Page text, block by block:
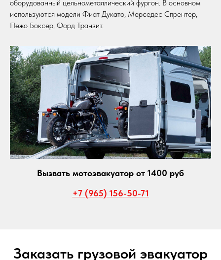
оборудованный цельнометаллический фургон. В основном
используются модели Фиат Дукато, Мерседес Спрентер,
Пежо Боксер, Форд Транзит.
Вызвать мотоэвакуатор от 1400 руб
+7 (965) 156-50-71
Заказать грузовой эвакуатор